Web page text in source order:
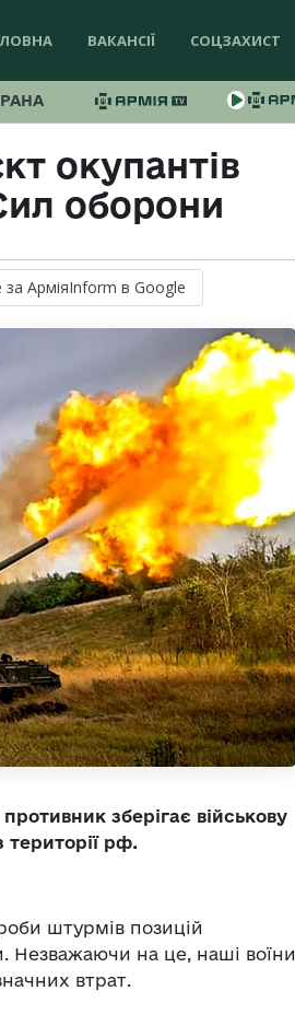
ВАКАНСІЇ СОЦЗАХИСТ
окупантів
оборони
за АрміяInform в Google
зберігає військову
території рф.
штурмів позицій
Незважаючи на це, наші воїни
втрат.